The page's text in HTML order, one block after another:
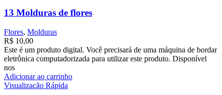
13 Molduras de flores
Flores, Molduras
R$ 10,00
Este é um produto digital. Você precisará de uma máquina de bordar
eletrônica computadorizada para utilizar este produto. Disponível
nos
Adicionar ao carrinho
Visualização Rápida